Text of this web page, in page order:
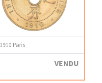
Paris
VENDU